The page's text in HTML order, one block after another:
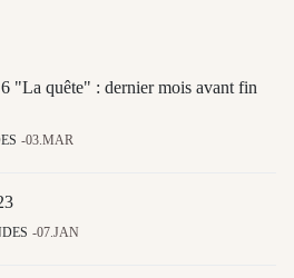
"La quête" : dernier mois avant fin
03.MAR
07.JAN